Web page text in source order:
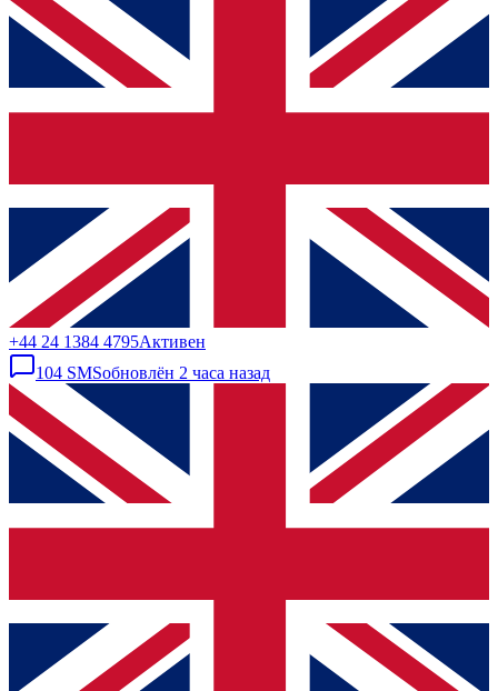
+44 24 1384 4795Активен
104 SMSобновлён 2 часа назад